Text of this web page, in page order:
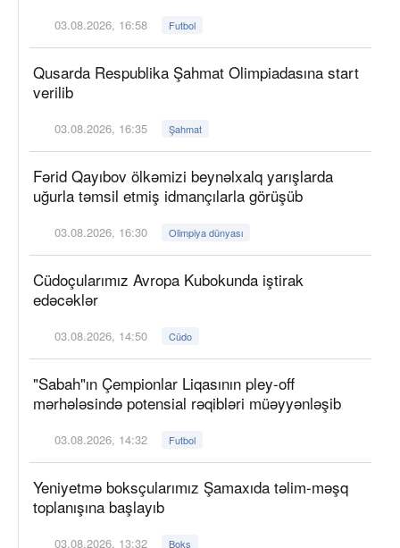
03.08.2026, 16:58 Futbol
Qusarda Respublika Şahmat Olimpiadasına start
verilib
03.08.2026, 16:35 Şahmat
Fərid Qayıbov ölkəmizi beynəlxalq yarışlarda
uğurla təmsil etmiş idmançılarla görüşüb
03.08.2026, 16:30 Olimpiya dünyası
Cüdoçularımız Avropa Kubokunda iştirak
edəcəklər
03.08.2026, 14:50 Cüdo
"Sabah"ın Çempionlar Liqasının pley-off
mərhələsində potensial rəqibləri müəyyənləşib
03.08.2026, 14:32 Futbol
Yeniyetmə boksçularımız Şamaxıda təlim-məşq
toplanışına başlayıb
03.08.2026, 13:32 Boks